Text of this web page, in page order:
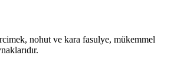
nohut ve kara fasulye, mükemmel